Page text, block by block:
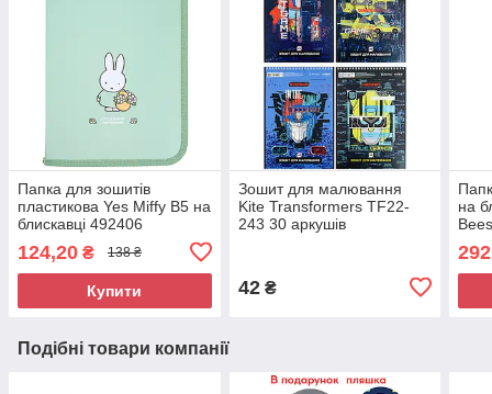
Папка для зошитів
пластикова Yes Miffy В5 на
блискавці 492406
124,20 ₴ 138 ₴
Купити
Зошит для малювання
Kite Transformers TF22-
243 30 аркушів
42₴
на
Подібні товари компанії